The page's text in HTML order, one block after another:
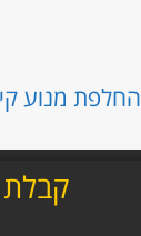
החלפת מנוע
קבלת